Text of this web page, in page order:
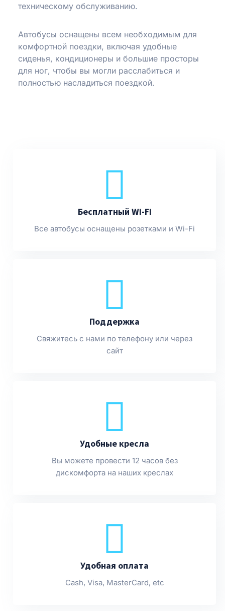
техническому обслуживанию.
Автобусы оснащены всем необходимым для
комфортной поездки, включая удобные
сиденья, кондиционеры и большие просторы
для ног, чтобы вы могли расслабиться и
полностью насладиться поездкой.
Бесплатный Wi-Fi
Все автобусы оснащены розетками и Wi-Fi
Поддержка
Свяжитесь с нами по телефону или через
сайт
Удобные кресла
Вы можете провести 12 часов без
дискомфорта на наших креслах
Удобная оплата
Cash, Visa, MasterCard, etc